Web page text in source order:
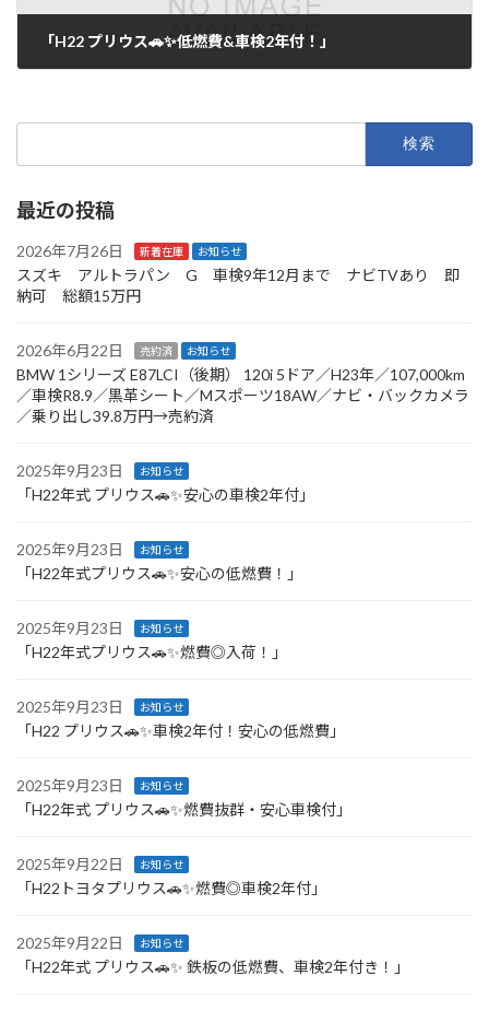
「H22 プリウス🚗✨低燃費&車検2年付！」
最近の投稿
2026年7月26日 新着在庫 お知らせ
スズキ アルトラパン G 車検9年12月まで ナビTVあり 即
納可 総額15万円
2026年6月22日 売約済 お知らせ
BMW 1シリーズ E87LCI（後期） 120i 5ドア／H23年／107,000km
／車検R8.9／黒革シート／Mスポーツ18AW／ナビ・バックカメラ
／乗り出し39.8万円→売約済
2025年9月23日 お知らせ
「H22年式 プリウス🚗✨安心の車検2年付」
2025年9月23日 お知らせ
「H22年式プリウス🚗✨安心の低燃費！」
2025年9月23日 お知らせ
「H22年式プリウス🚗✨燃費◎入荷！」
2025年9月23日 お知らせ
「H22 プリウス🚗✨車検2年付！安心の低燃費」
2025年9月23日 お知らせ
「H22年式 プリウス🚗✨燃費抜群・安心車検付」
2025年9月22日 お知らせ
「H22トヨタプリウス🚗✨燃費◎車検2年付」
2025年9月22日 お知らせ
「H22年式 プリウス🚗✨ 鉄板の低燃費、車検2年付き！」